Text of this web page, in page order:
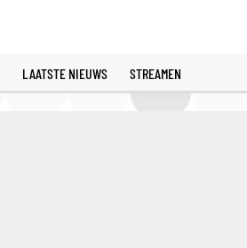
LAATSTE NIEUWS STREAMEN